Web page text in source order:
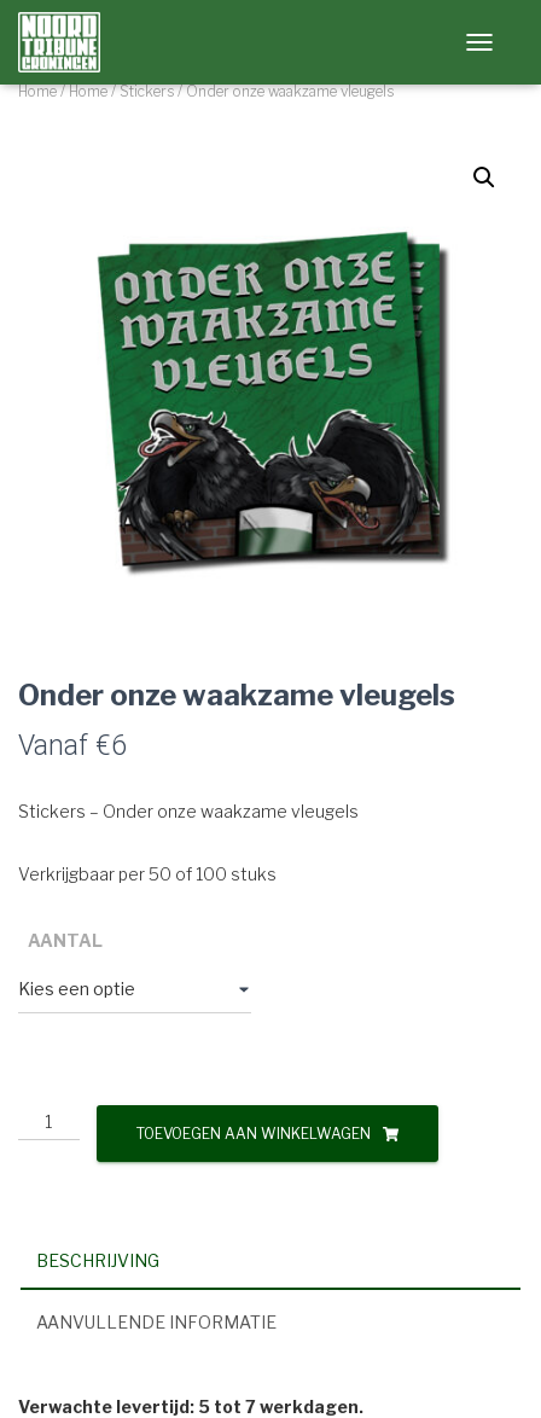
Home/Home/Stickers/ Onder onze waakzame vleugels
Onder onze waakzame vleugels
Vanaf €6
Stickers – Onder onze waakzame vleugels
Verkrijgbaar per 50 of 100 stuks
AANTAL
Onder
onze
waakzame
TOEVOEGEN AAN WINKELWAGEN
BESCHRIJVING
AANVULLENDE INFORMATIE
Verwachte levertijd: 5 tot 7 werkdagen.